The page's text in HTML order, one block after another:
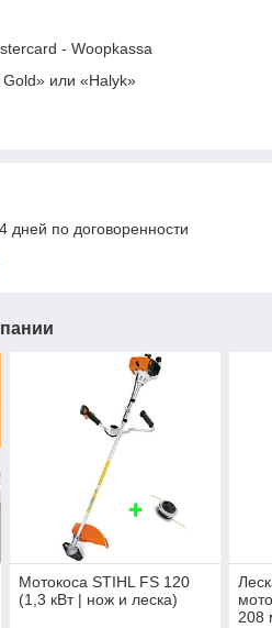
- Woopkassa
или «Halyk»
дней по договоренности
Мотокоса STIHL FS 120
(1,3 кВт | нож и леска)
208